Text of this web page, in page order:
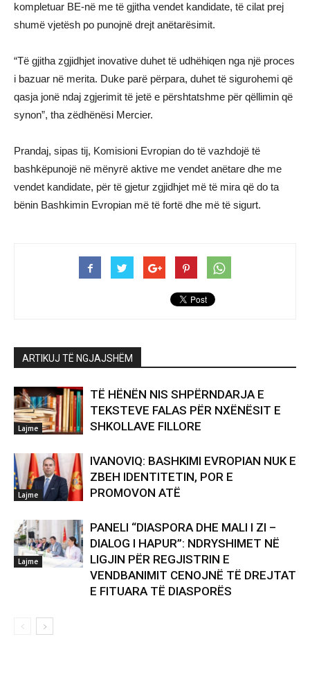
kompletuar BE-në me të gjitha vendet kandidate, të cilat prej
shumë vjetësh po punojnë drejt anëtarësimit.
“Të gjitha zgjidhjet inovative duhet të udhëhiqen nga një proces
i bazuar në merita. Duke parë përpara, duhet të sigurohemi që
qasja jonë ndaj zgjerimit të jetë e përshtatshme për qëllimin që
synon”, tha zëdhënësi Mercier.
Prandaj, sipas tij, Komisioni Evropian do të vazhdojë të
bashkëpunojë në mënyrë aktive me vendet anëtare dhe me
vendet kandidate, për të gjetur zgjidhjet më të mira që do ta
bënin Bashkimin Evropian më të fortë dhe më të sigurt.
ARTIKUJ TË NGJAJSHËM
Lajme
TË HËNËN NIS SHPËRNDARJA E
TEKSTEVE FALAS PËR NXËNËSIT E
SHKOLLAVE FILLORE
Lajme
IVANOVIQ: BASHKIMI EVROPIAN NUK E
ZBEH IDENTITETIN, POR E
PROMOVON ATË
Lajme
PANELI “DIASPORA DHE MALI I ZI –
DIALOG I HAPUR”: NDRYSHIMET NË
LIGJIN PËR REGJISTRIN E
VENDBANIMIT CENOJNË TË DREJTAT
E FITUARA TË DIASPORËS